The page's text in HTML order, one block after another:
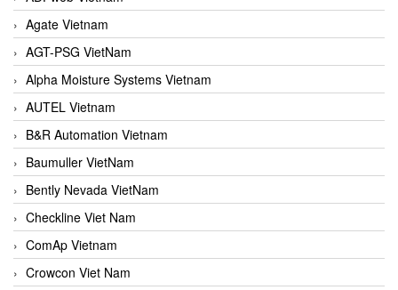
Agate Vietnam
AGT-PSG VietNam
Alpha Moisture Systems Vietnam
AUTEL Vietnam
B&R Automation Vietnam
Baumuller VietNam
Bently Nevada VietNam
Checkline Viet Nam
ComAp Vietnam
Crowcon Viet Nam